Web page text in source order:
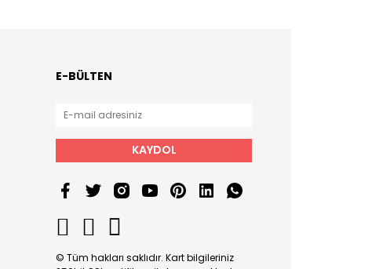
E-BÜLTEN
KAYDOL
© Tüm hakları saklıdır. Kart bilgileriniz